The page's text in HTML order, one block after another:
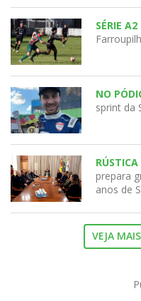
SÉRIE A2
NO
sprint da
prepara
anos de
VEJA